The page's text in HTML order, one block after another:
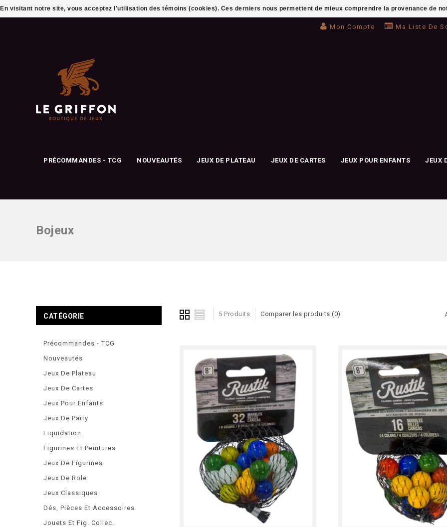
Mon Compte Ma Liste De
PRÉCOMMANDES - TCG NOUVEAUTÉS JEUX DE PLATEAU JEUX DE CARTES JEUX POUR ENFANTS JEUX
Bojeux
5 Produits Comparer les produits (0)
CATÉGORIE
Précommandes - TCG
Nouveautés
Jeux De Plateau
Jeux De Cartes
Jeux Pour Enfants
Jeux De Party
Liquidation
Figurines Et Peintures
Jeux De Figurines
Jeux De Role
Jeux Classiques
Dés, Pièces Et Accessoires
Jouets Et Fig. Collec.
En visitant notre site, vous acceptez l'utilisation des témoins (cookies). Ces derniers nous permettent de mieux comprendre la provenance de